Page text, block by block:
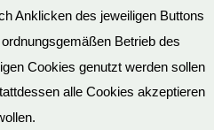
widerrufen
Anklicken des jeweiligen Buttons
Betrieb des
Cookies genutzt werden sollen
alle Cookies akzeptieren